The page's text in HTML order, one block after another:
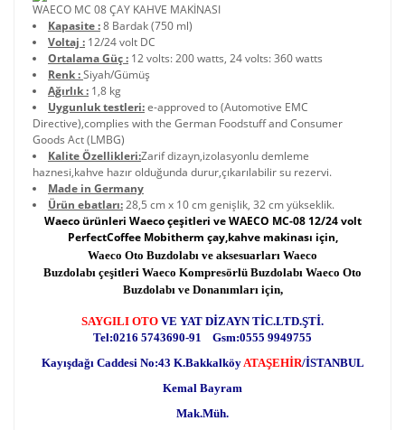
WAECO MC 08 ÇAY KAHVE MAKİNASI
Kapasite :8 Bardak (750 ml)
Voltaj : 12/24 volt DC
Ortalama Güç : 12 volts: 200 watts, 24 volts: 360 watts
Renk :Siyah/Gümüş
Ağırlık : 1,8 kg
Uygunluk testleri:e-approved to (Automotive EMC
Directive),complies with the German Foodstuff and Consumer
Goods Act (LMBG)
Kalite Özellikleri:Zarif dizayn,izolasyonlu demleme
haznesi,kahve hazır olduğunda durur,çıkarılabilir su rezervi.
Made in Germany
Ürün ebatları:28,5 cm x 10 cm genişlik, 32 cm yükseklik.
Waeco ürünleri Waeco çeşitleri ve WAECO MC-08 12/24 volt
PerfectCoffee Mobitherm çay,kahve makinası için,
Waeco Oto Buzdolabı ve aksesuarları Waeco
Buzdolabı çeşitleri Waeco Kompresörlü Buzdolabı Waeco Oto
Buzdolabı ve Donanımları için,
SAYGILI OTO VE YAT DİZAYN TİC.LTD.ŞTİ.
Tel:0216 5743690-91 Gsm:0555 9949755
Kayışdağı Caddesi No:43 K.Bakkalköy ATAŞEHİR/İSTANBUL
Kemal Bayram
Mak.Müh.